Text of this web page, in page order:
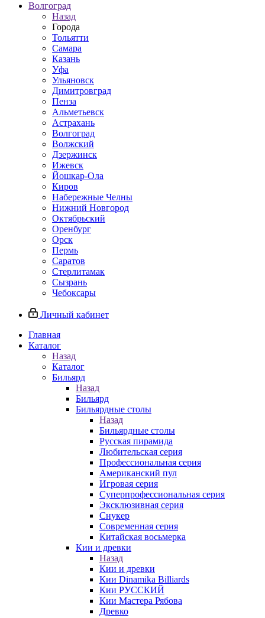
Волгоград
Назад
Города
Тольятти
Самара
Казань
Уфа
Ульяновск
Димитровград
Пенза
Альметьевск
Астрахань
Волгоград
Волжский
Дзержинск
Ижевск
Йошкар-Ола
Киров
Набережные Челны
Нижний Новгород
Октябрьский
Оренбург
Орск
Пермь
Саратов
Стерлитамак
Сызрань
Чебоксары
Личный кабинет
Главная
Каталог
Назад
Каталог
Бильярд
Назад
Бильярд
Бильярдные столы
Назад
Бильярдные столы
Русская пирамида
Любительская серия
Профессиональная серия
Американский пул
Игровая серия
Суперпрофессиональная серия
Эксклюзивная серия
Снукер
Современная серия
Китайская восьмерка
Кии и древки
Назад
Кии и древки
Кии Dinamika Billiards
Кии РУССКИЙ
Кии Мастера Рябова
Древко